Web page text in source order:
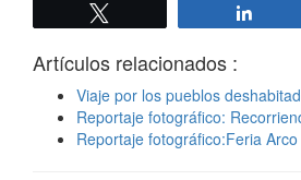
Artículos relacionados :
Viaje por los pueblos
Reportaje fotográfico:
Reportaje fotográfico:Feria